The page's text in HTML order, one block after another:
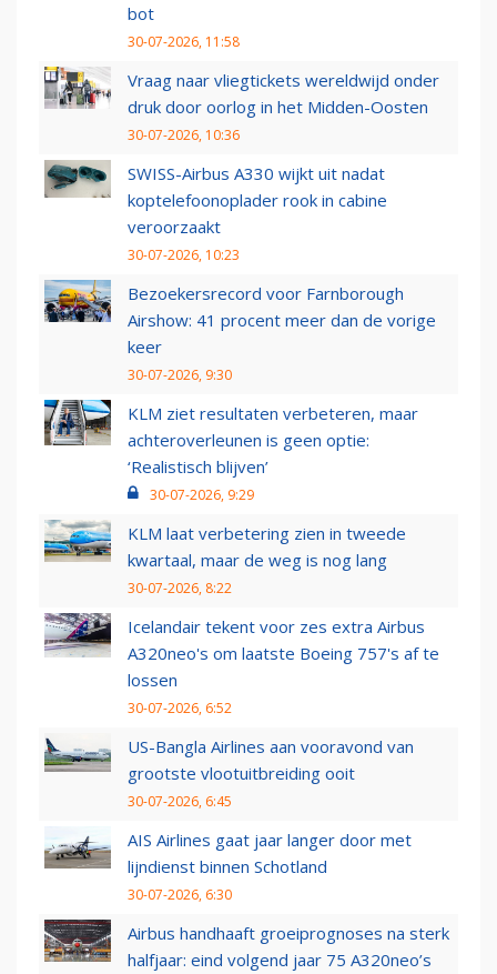
bot
30-07-2026, 11:58
Vraag naar vliegtickets wereldwijd onder
druk door oorlog in het Midden-Oosten
30-07-2026, 10:36
SWISS-Airbus A330 wijkt uit nadat
koptelefoonoplader rook in cabine
veroorzaakt
30-07-2026, 10:23
Bezoekersrecord voor Farnborough
Airshow: 41 procent meer dan de vorige
keer
30-07-2026, 9:30
KLM ziet resultaten verbeteren, maar
achteroverleunen is geen optie:
‘Realistisch blijven’
30-07-2026, 9:29
KLM laat verbetering zien in tweede
kwartaal, maar de weg is nog lang
30-07-2026, 8:22
Icelandair tekent voor zes extra Airbus
A320neo's om laatste Boeing 757's af te
lossen
30-07-2026, 6:52
US-Bangla Airlines aan vooravond van
grootste vlootuitbreiding ooit
30-07-2026, 6:45
AIS Airlines gaat jaar langer door met
lijndienst binnen Schotland
30-07-2026, 6:30
Airbus handhaaft groeiprognoses na sterk
halfjaar: eind volgend jaar 75 A320neo’s